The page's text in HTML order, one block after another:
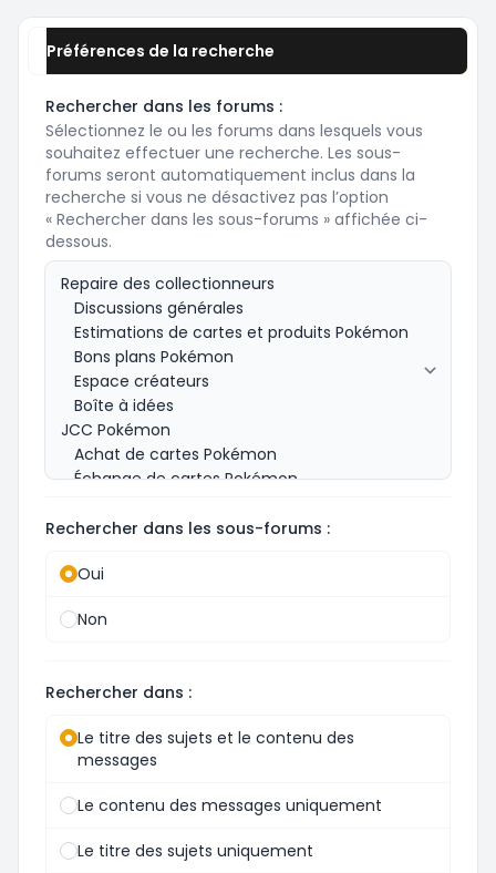
Préférences de la recherche
Rechercher dans les forums :
Sélectionnez le ou les forums dans lesquels vous
souhaitez effectuer une recherche. Les sous-
forums seront automatiquement inclus dans la
recherche si vous ne désactivez pas l’option
« Rechercher dans les sous-forums » affichée ci-
dessous.
Rechercher dans les sous-forums :
Oui
Non
Rechercher dans :
Le titre des sujets et le contenu des
messages
Le contenu des messages uniquement
Le titre des sujets uniquement